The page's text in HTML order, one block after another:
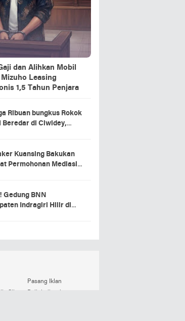
dan Alihkan Mobil
Leasing
1,5 Tahun Penjara
Ribuan bungkus Rokok
Beredar di Ciwidey,
JawaKuansing Bakukan
Permohonan Mediasi,
Gedung BNN
Indragiri Hilir di
Pasang Iklan